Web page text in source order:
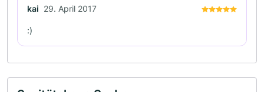
kai 29. April 2017
:)